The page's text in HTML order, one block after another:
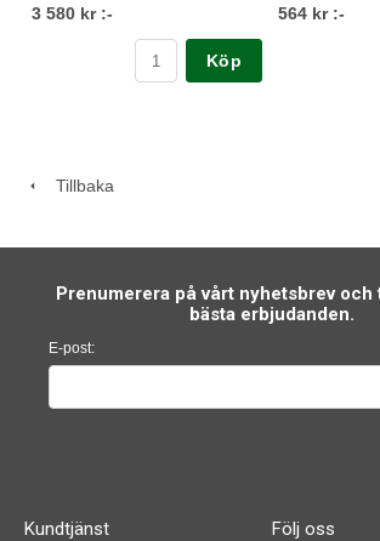
3 580 kr :-
Köp
564 kr :-
Tillbaka
Prenumerera på vårt nyhetsbrev och
bästa erbjudanden.
E-post:
Kundtjänst Följ oss